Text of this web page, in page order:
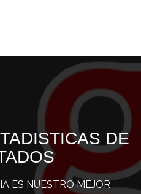
DE
ES NUESTRO MEJOR